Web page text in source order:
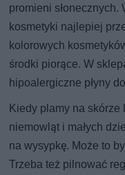
promieni
kosmetyki najlepiej
kolorowych
środki piorące. W
hipoalergiczne płyny
Kiedy plamy na skórze
niemowląt i małych
na wysypkę. Może to
Trzeba też pilnować